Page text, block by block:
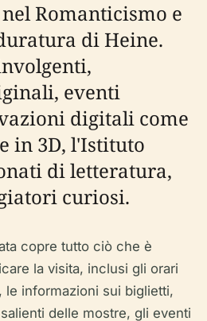
Romanticismo e
di Heine.
eventi
digitali come
in 3D, l'Istituto
di letteratura,
curiosi.
copre tutto ciò che è
la visita, inclusi gli orari
le informazioni sui biglietti,
delle mostre, gli eventi